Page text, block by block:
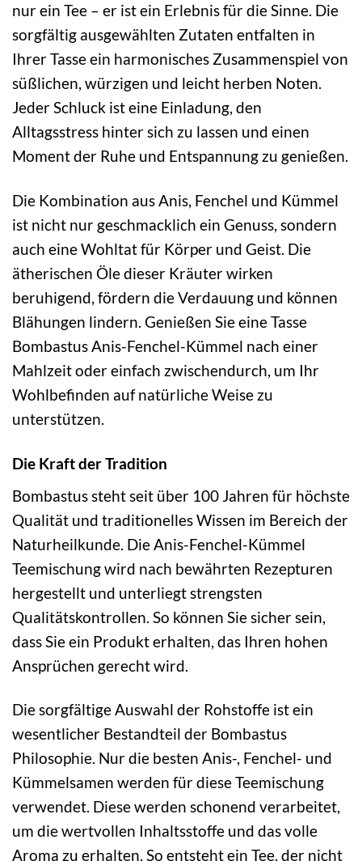
nur ein Tee – er ist ein Erlebnis für die Sinne. Die
sorgfältig ausgewählten Zutaten entfalten in
Ihrer Tasse ein harmonisches Zusammenspiel von
süßlichen, würzigen und leicht herben Noten.
Jeder Schluck ist eine Einladung, den
Alltagsstress hinter sich zu lassen und einen
Moment der Ruhe und Entspannung zu genießen.
Die Kombination aus Anis, Fenchel und Kümmel
ist nicht nur geschmacklich ein Genuss, sondern
auch eine Wohltat für Körper und Geist. Die
ätherischen Öle dieser Kräuter wirken
beruhigend, fördern die Verdauung und können
Blähungen lindern. Genießen Sie eine Tasse
Bombastus Anis-Fenchel-Kümmel nach einer
Mahlzeit oder einfach zwischendurch, um Ihr
Wohlbefinden auf natürliche Weise zu
unterstützen.
Die Kraft der Tradition
Bombastus steht seit über 100 Jahren für höchste
Qualität und traditionelles Wissen im Bereich der
Naturheilkunde. Die Anis-Fenchel-Kümmel
Teemischung wird nach bewährten Rezepturen
hergestellt und unterliegt strengsten
Qualitätskontrollen. So können Sie sicher sein,
dass Sie ein Produkt erhalten, das Ihren hohen
Ansprüchen gerecht wird.
Die sorgfältige Auswahl der Rohstoffe ist ein
wesentlicher Bestandteil der Bombastus
Philosophie. Nur die besten Anis-, Fenchel- und
Kümmelsamen werden für diese Teemischung
verwendet. Diese werden schonend verarbeitet,
um die wertvollen Inhaltsstoffe und das volle
Aroma zu erhalten. So entsteht ein Tee, der nicht